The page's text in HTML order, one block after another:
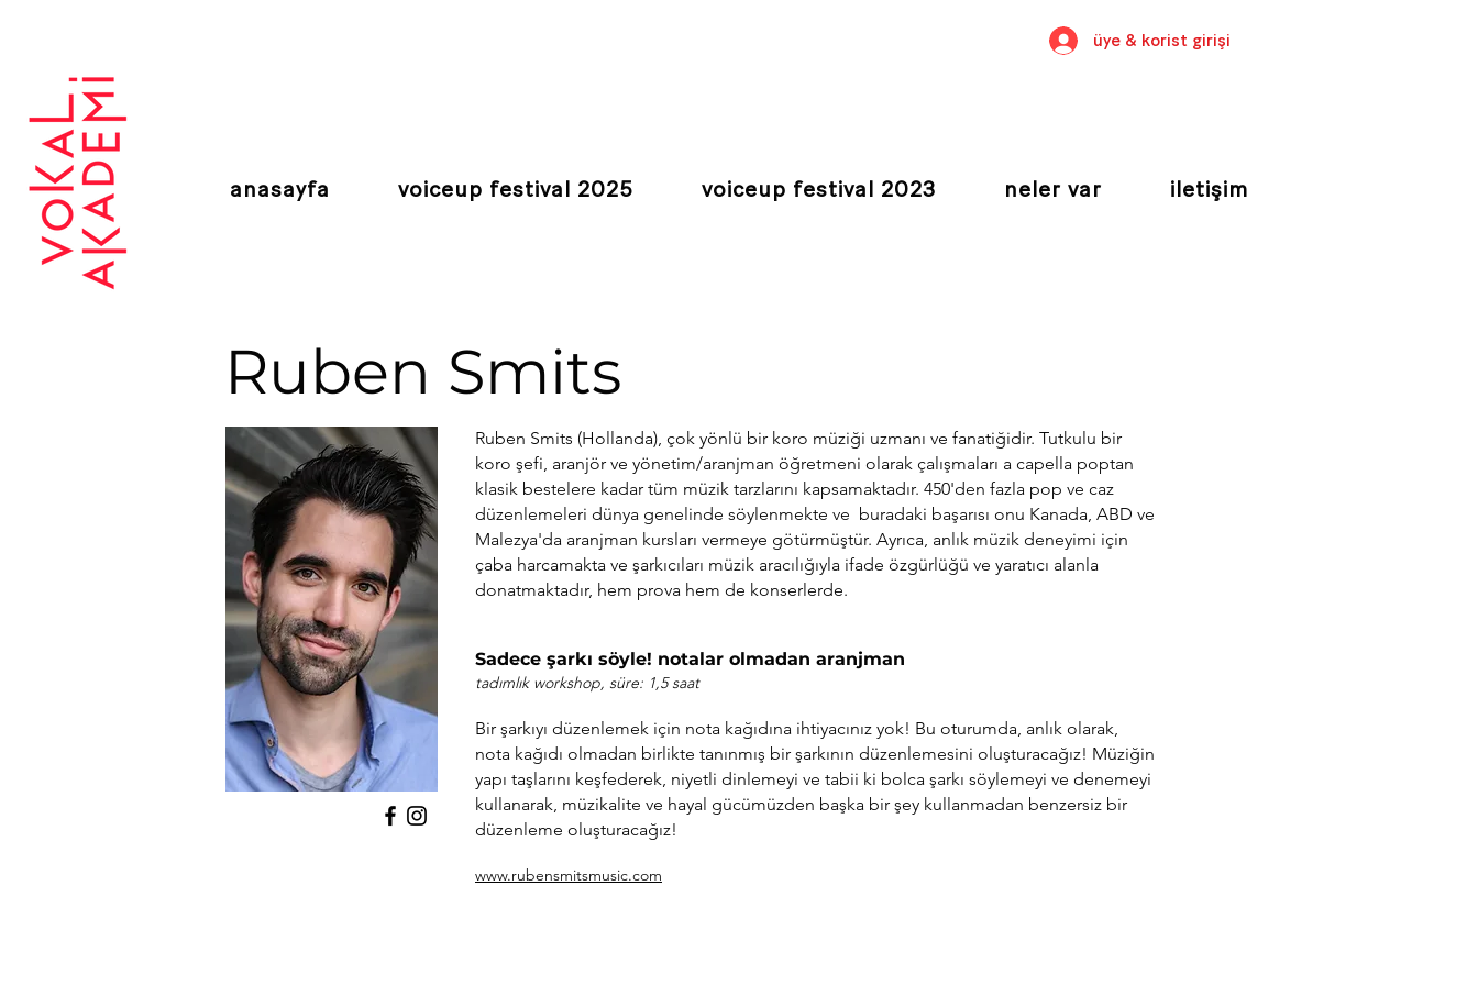
üye & korist girişi
Ruben Smits
Ruben Smits (Hollanda), çok yönlü bir koro müziği uzmanı ve fanatiğidir. Tutkulu bir
koro şefi, aranjör ve yönetim/aranjman öğretmeni olarak çalışmaları a capella poptan
klasik bestelere kadar tüm müzik tarzlarını kapsamaktadır. 450'den fazla pop ve caz
düzenlemeleri dünya genelinde söylenmekte ve buradaki başarısı onu Kanada, ABD ve
Malezya'da aranjman kursları vermeye götürmüştür. Ayrıca, anlık müzik deneyimi için
çaba harcamakta ve şarkıcıları müzik aracılığıyla ifade özgürlüğü ve yaratıcı alanla
donatmaktadır, hem prova hem de konserlerde.
Sadece şarkı söyle! notalar olmadan aranjman
tadımlık workshop, süre: 1,5 saat
Bir şarkıyı düzenlemek için nota kağıdına ihtiyacınız yok! Bu oturumda, anlık olarak,
nota kağıdı olmadan birlikte tanınmış bir şarkının düzenlemesini oluşturacağız! Müziğin
yapı taşlarını keşfederek, niyetli dinlemeyi ve tabii ki bolca şarkı söylemeyi ve denemeyi
kullanarak, müzikalite ve hayal gücümüzden başka bir şey kullanmadan benzersiz bir
düzenleme oluşturacağız!
www.rubensmitsmusic.com
anasayfa voiceup festival 2025 voiceup festival 2023 neler var iletişim